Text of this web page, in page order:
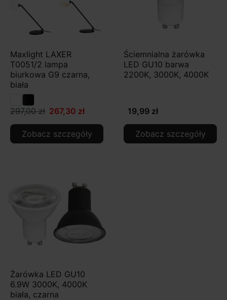
Maxlight LAXER
T0051/2 lampa
biurkowa G9 czarna,
biała
297,00 zł 267,30 zł
Zobacz szczegóły
Ściemnialna żarówka
LED GU10 barwa
2200K, 3000K, 4000K
19,99 zł
Zobacz szczegóły
Żarówka LED GU10
6.9W 3000K, 4000K
biała, czarna